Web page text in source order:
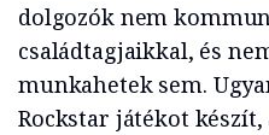
dolgozók nem
családtagjaikkal, és
munkahetek sem.
Rockstar játékot készít,